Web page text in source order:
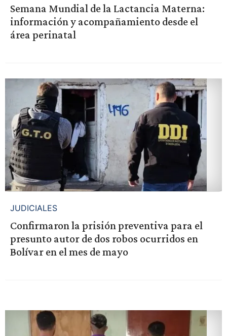
Semana Mundial de la Lactancia Materna:
información y acompañamiento desde el
área perinatal
JUDICIALES
Confirmaron la prisión preventiva para el
presunto autor de dos robos ocurridos en
Bolívar en el mes de mayo